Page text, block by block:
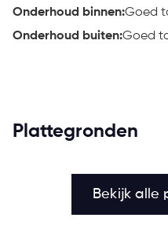
Onderhoud binnen:Goed
Onderhoud buiten:Goed
Plattegronden
Bekijk alle